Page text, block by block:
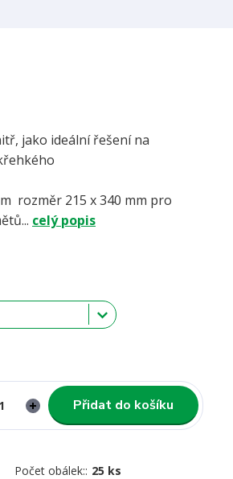
jako ideální řešení na
rozměr 215 x 340 mm pro
celý popis
Přidat do košíku
Počet obálek:: 25 ks